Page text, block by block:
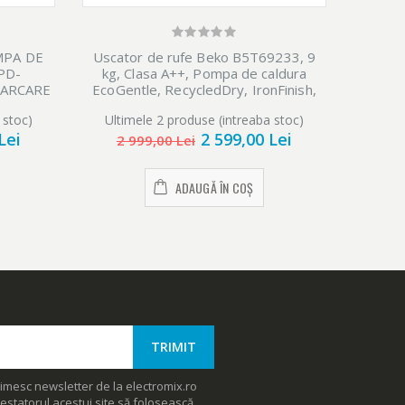
DE
Uscator de rufe Beko B5T69233, 9
kg, Clasa A++, Pompa de caldura
EcoGentle, RecycledDry, IronFinish,
Ultimele 2 produse (intreaba stoc)
2 999,00 Lei 2 599,00 Lei
ADAUGĂ ÎN COȘ
newsletter de la electromix.ro